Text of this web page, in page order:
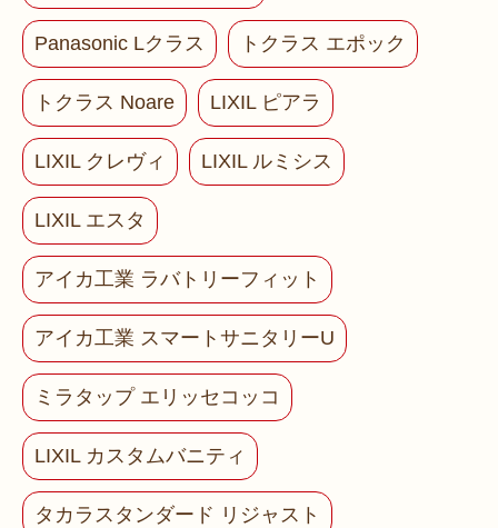
Panasonic Lクラス トクラス エポック
トクラス Noare LIXIL ピアラ
LIXIL クレヴィ LIXIL ルミシス
LIXIL エスタ
アイカ工業 ラバトリーフィット
アイカ工業 スマートサニタリーU
ミラタップ エリッセコッコ
LIXIL カスタムバニティ
タカラスタンダード リジャスト